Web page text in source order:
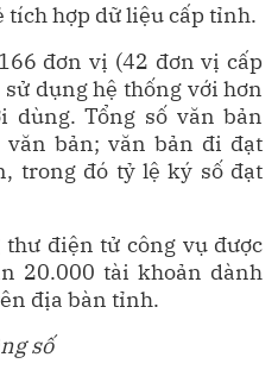
tích hợp dữ liệu cấp tỉnh.
đơn vị (42 đơn vị cấp
dụng hệ thống với hơn
dùng. Tổng số văn bản
bản; văn bản đi đạt
trong đó tỷ lệ ký số đạt
thư điện tử công vụ được
20.000 tài khoản dành
địa bàn tỉnh.
số